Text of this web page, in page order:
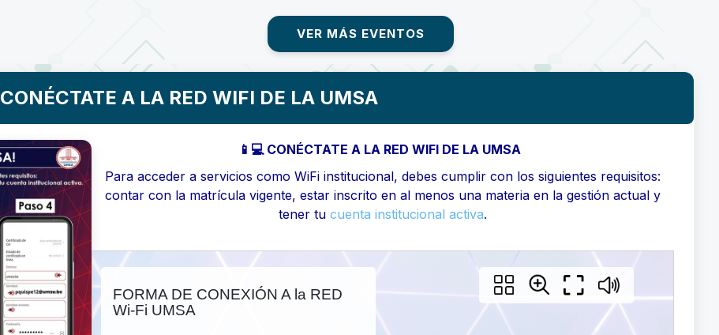
VER MÁS EVENTOS
CONÉCTATE A LA RED WIFI DE LA UMSA
📱💻 CONÉCTATE A LA RED WIFI DE LA UMSA
Para acceder a servicios como WiFi institucional, debes cumplir con los siguientes requisitos:
contar con la matrícula vigente, estar inscrito en al menos una materia en la gestión actual y
tener tu cuenta institucional activa.